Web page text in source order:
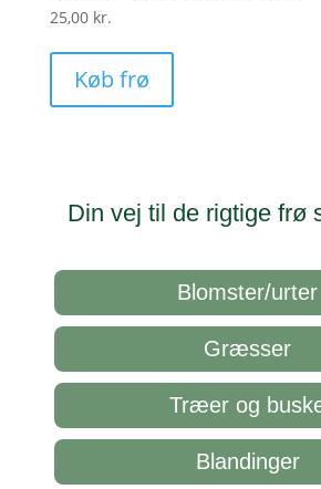
25,00 kr.
Køb frø
Din vej til de rigtige frø
Blomster/urter
Græsser
Træer og
Blandinger